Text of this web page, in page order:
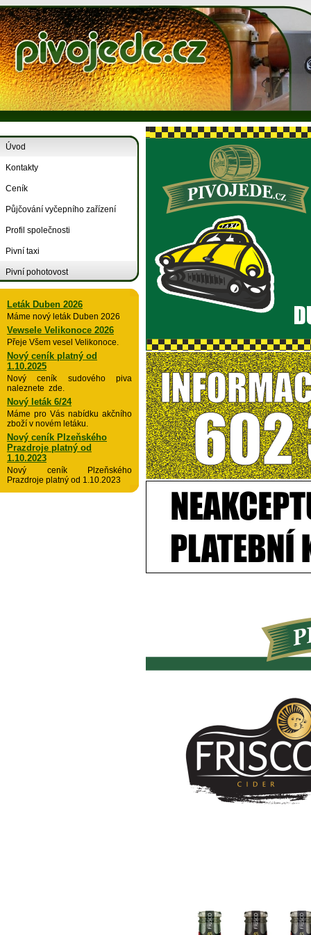
Úvod
Kontakty
Ceník
Půjčování vyčepního zařízení
Profil společnosti
Pivní taxi
Pivní pohotovost
Leták Duben 2026
Máme nový leták Duben 2026
Vewsele Velikonoce 2026
Přeje Všem vesel Velikonoce.
Nový ceník platný od
1.10.2025
Nový ceník sudového piva
naleznete zde.
Nový leták 6/24
Máme pro Vás nabídku akčního
zboží v novém letáku.
Nový ceník Plzeňského
Prazdroje platný od
1.10.2023
Nový ceník Plzeňského
Prazdroje platný od 1.10.2023